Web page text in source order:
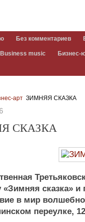
Без комментариев
Business music Бизнес-
арт ЗИМНЯЯ СКАЗКА
СКАЗКА
«Зимняя сказка» и
в мир
переулке,